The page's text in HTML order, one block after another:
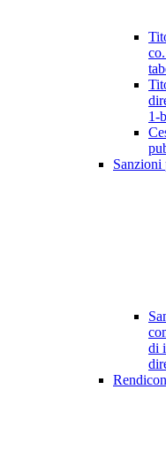
1-
Sanzioni
di